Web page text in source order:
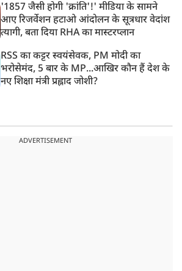
'1857 जैसी होगी 'क्रांति'!' मीडिया के सामने
आए रिजर्वेशन हटाओ आंदोलन के सूत्रधार वेदांश
त्यागी, बता दिया RHA का मास्टरप्लान
RSS का कट्टर स्वयंसेवक, PM मोदी का
भरोसेमंद, 5 बार के MP...आखिर कौन हैं देश के
नए शिक्षा मंत्री प्रह्लाद जोशी?
ADVERTISEMENT